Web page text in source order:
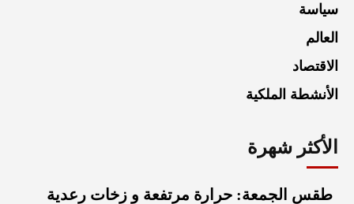
سياسة
العالم
الاقتصاد
الأنشطة الملكية
الأكثر شهرة
طقس الجمعة: حرارة مرتفعة و زخات رعدية